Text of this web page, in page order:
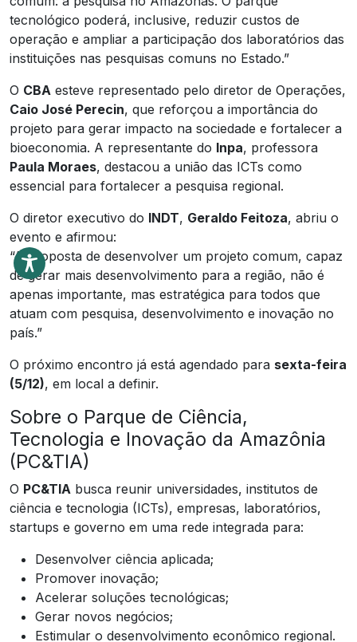
tecnológico poderá, inclusive, reduzir custos de
operação e ampliar a participação dos laboratórios das
instituições nas pesquisas comuns no Estado.”
O CBA esteve representado pelo diretor de Operações,
Caio José Perecin, que reforçou a importância do
projeto para gerar impacto na sociedade e fortalecer a
bioeconomia. A representante do Inpa, professora
Paula Moraes, destacou a união das ICTs como
essencial para fortalecer a pesquisa regional.
O diretor executivo do INDT, Geraldo Feitoza, abriu o
evento e afirmou:
“A proposta de desenvolver um projeto comum, capaz
de gerar mais desenvolvimento para a região, não é
apenas importante, mas estratégica para todos que
atuam com pesquisa, desenvolvimento e inovação no
país.”
O próximo encontro já está agendado para sexta-feira
(5/12), em local a definir.
Sobre o Parque de Ciência,
Tecnologia e Inovação da Amazônia
(PC&TIA)
O PC&TIA busca reunir universidades, institutos de
ciência e tecnologia (ICTs), empresas, laboratórios,
startups e governo em uma rede integrada para:
Desenvolver ciência aplicada;
Promover inovação;
Acelerar soluções tecnológicas;
Gerar novos negócios;
Estimular o desenvolvimento econômico regional.